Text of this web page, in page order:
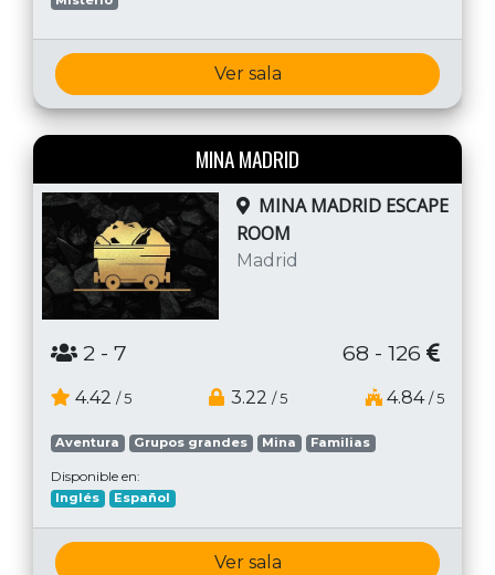
Ver sala
MINA MADRID
MINA MADRID ESCAPE
ROOM
Madrid
2 - 7 68 - 126
4.42 / 5 3.22 / 5 4.84 / 5
Aventura Grupos grandes Mina Familias
Disponible en:
Inglés Español
Ver sala